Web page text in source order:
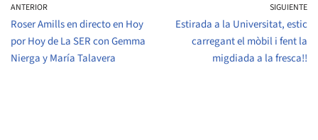
ANTERIOR
Roser Amills en directo en Hoy
por Hoy de La SER con Gemma
Nierga y María Talavera
SIGUIENTE
Estirada a la Universitat, estic
carregant el mòbil i fent la
migdiada a la fresca!!